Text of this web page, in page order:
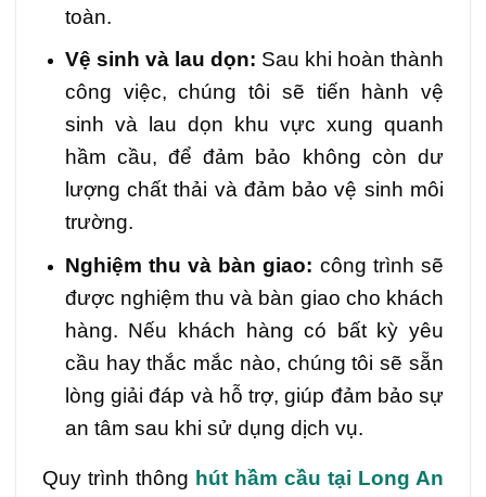
toàn.
Vệ sinh và lau dọn: Sau khi hoàn thành
công việc, chúng tôi sẽ tiến hành vệ
sinh và lau dọn khu vực xung quanh
hầm cầu, để đảm bảo không còn dư
lượng chất thải và đảm bảo vệ sinh môi
trường.
Nghiệm thu và bàn giao: công trình sẽ
được nghiệm thu và bàn giao cho khách
hàng. Nếu khách hàng có bất kỳ yêu
cầu hay thắc mắc nào, chúng tôi sẽ sẵn
lòng giải đáp và hỗ trợ, giúp đảm bảo sự
an tâm sau khi sử dụng dịch vụ.
Quy trình thông hút hầm cầu tại Long An